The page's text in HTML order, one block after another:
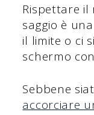
Rispettare
saggio è
il limite o ci
schermo
Sebbene
accorciare